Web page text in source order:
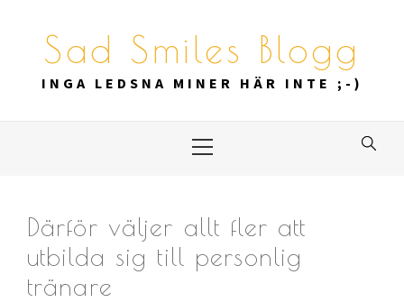
innehållSad Smiles Blogg
INGA LEDSNA MINER HÄR INTE ;-)
meny
Därför väljer allt fler att
utbilda sig till personlig
tränare